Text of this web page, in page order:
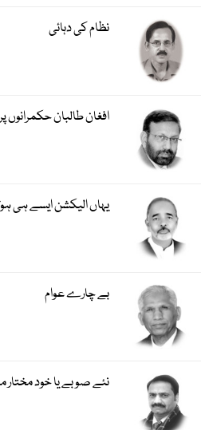
نظام کی دہائی
افغان طالبان حکمرانوں
یہاں الیکشن ایسے ہی
بے چارے عوام
نئے صوبے یا خود